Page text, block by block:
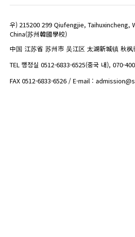
우) 215200 299 Qiufengjie, Taihuxincheng,
China(苏州韓國學校)
中国 江苏省 苏州市 吴江区 太湖新城镇 秋
TEL 행정실 0512-6833-6525(중국 내), 070-
FAX 0512-6833-6526 / E-mail :